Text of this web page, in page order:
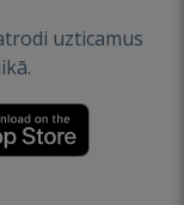
uzticamus